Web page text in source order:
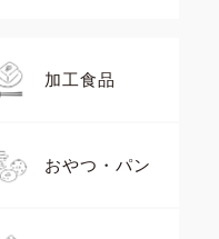
加工食品
おやつ・パン